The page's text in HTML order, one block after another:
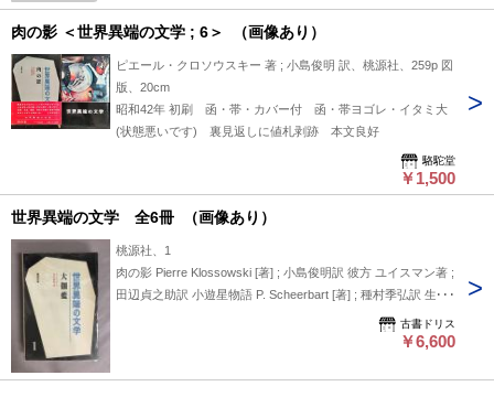
肉の影 ＜世界異端の文学 ; 6＞ （画像あり）
ピエール・クロソウスキー 著 ; 小島俊明 訳、桃源社、259p 図
版、20cm
昭和42年 初刷 函・帯・カバー付 函・帯ヨゴレ・イタミ大
(状態悪いです) 裏見返しに値札剥跡 本文良好
駱駝堂
￥1,500
世界異端の文学 全6冊 （画像あり）
桃源社、1
肉の影 Pierre Klossowski [著] ; 小島俊明訳 彼方 ユイスマン著 ;
田辺貞之助訳 小遊星物語 P. Scheerbart [著] ; 種村季弘訳 生き
ている過去 Henri de Regnier [著] ; 窪田般弥訳 大伽藍 J.K.
Huysmans [著] ; 出口裕弘訳 さかしま J.K. Huysmans [著] ; 澁
す。底に赤いペンで印があります。表紙に汚れ・角とふちに傷
古書ドリス
￥6,600